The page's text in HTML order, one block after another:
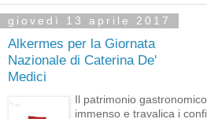
giovedì 13 aprile 2017
Alkermes per la Giornata
Nazionale di Caterina De'
Medici
Il patrimonio
immenso e travalica i